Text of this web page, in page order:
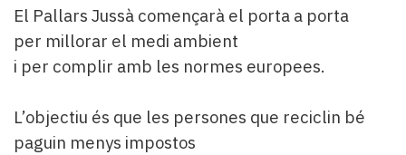
El Pallars Jussà començarà el porta a porta
per millorar el medi ambient
i per complir amb les normes europees.
L’objectiu és que les persones que reciclin bé
paguin menys impostos